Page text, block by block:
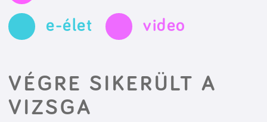
e-élet
video
VÉGRE SIKERÜLT A
VIZSGA